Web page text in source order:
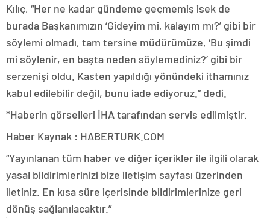
Kılıç, “Her ne kadar gündeme geçmemiş isek de
burada Başkanımızın ‘Gideyim mi, kalayım mı?’ gibi bir
söylemi olmadı, tam tersine müdürümüze, ‘Bu şimdi
mi söylenir, en başta neden söylemediniz?’ gibi bir
serzenişi oldu. Kasten yapıldığı yönündeki ithamınız
kabul edilebilir değil, bunu iade ediyoruz.” dedi.
*Haberin görselleri İHA tarafından servis edilmiştir.
Haber Kaynak : HABERTURK.COM
“Yayınlanan tüm haber ve diğer içerikler ile ilgili olarak
yasal bildirimlerinizi bize iletişim sayfası üzerinden
iletiniz. En kısa süre içerisinde bildirimlerinize geri
dönüş sağlanılacaktır.”